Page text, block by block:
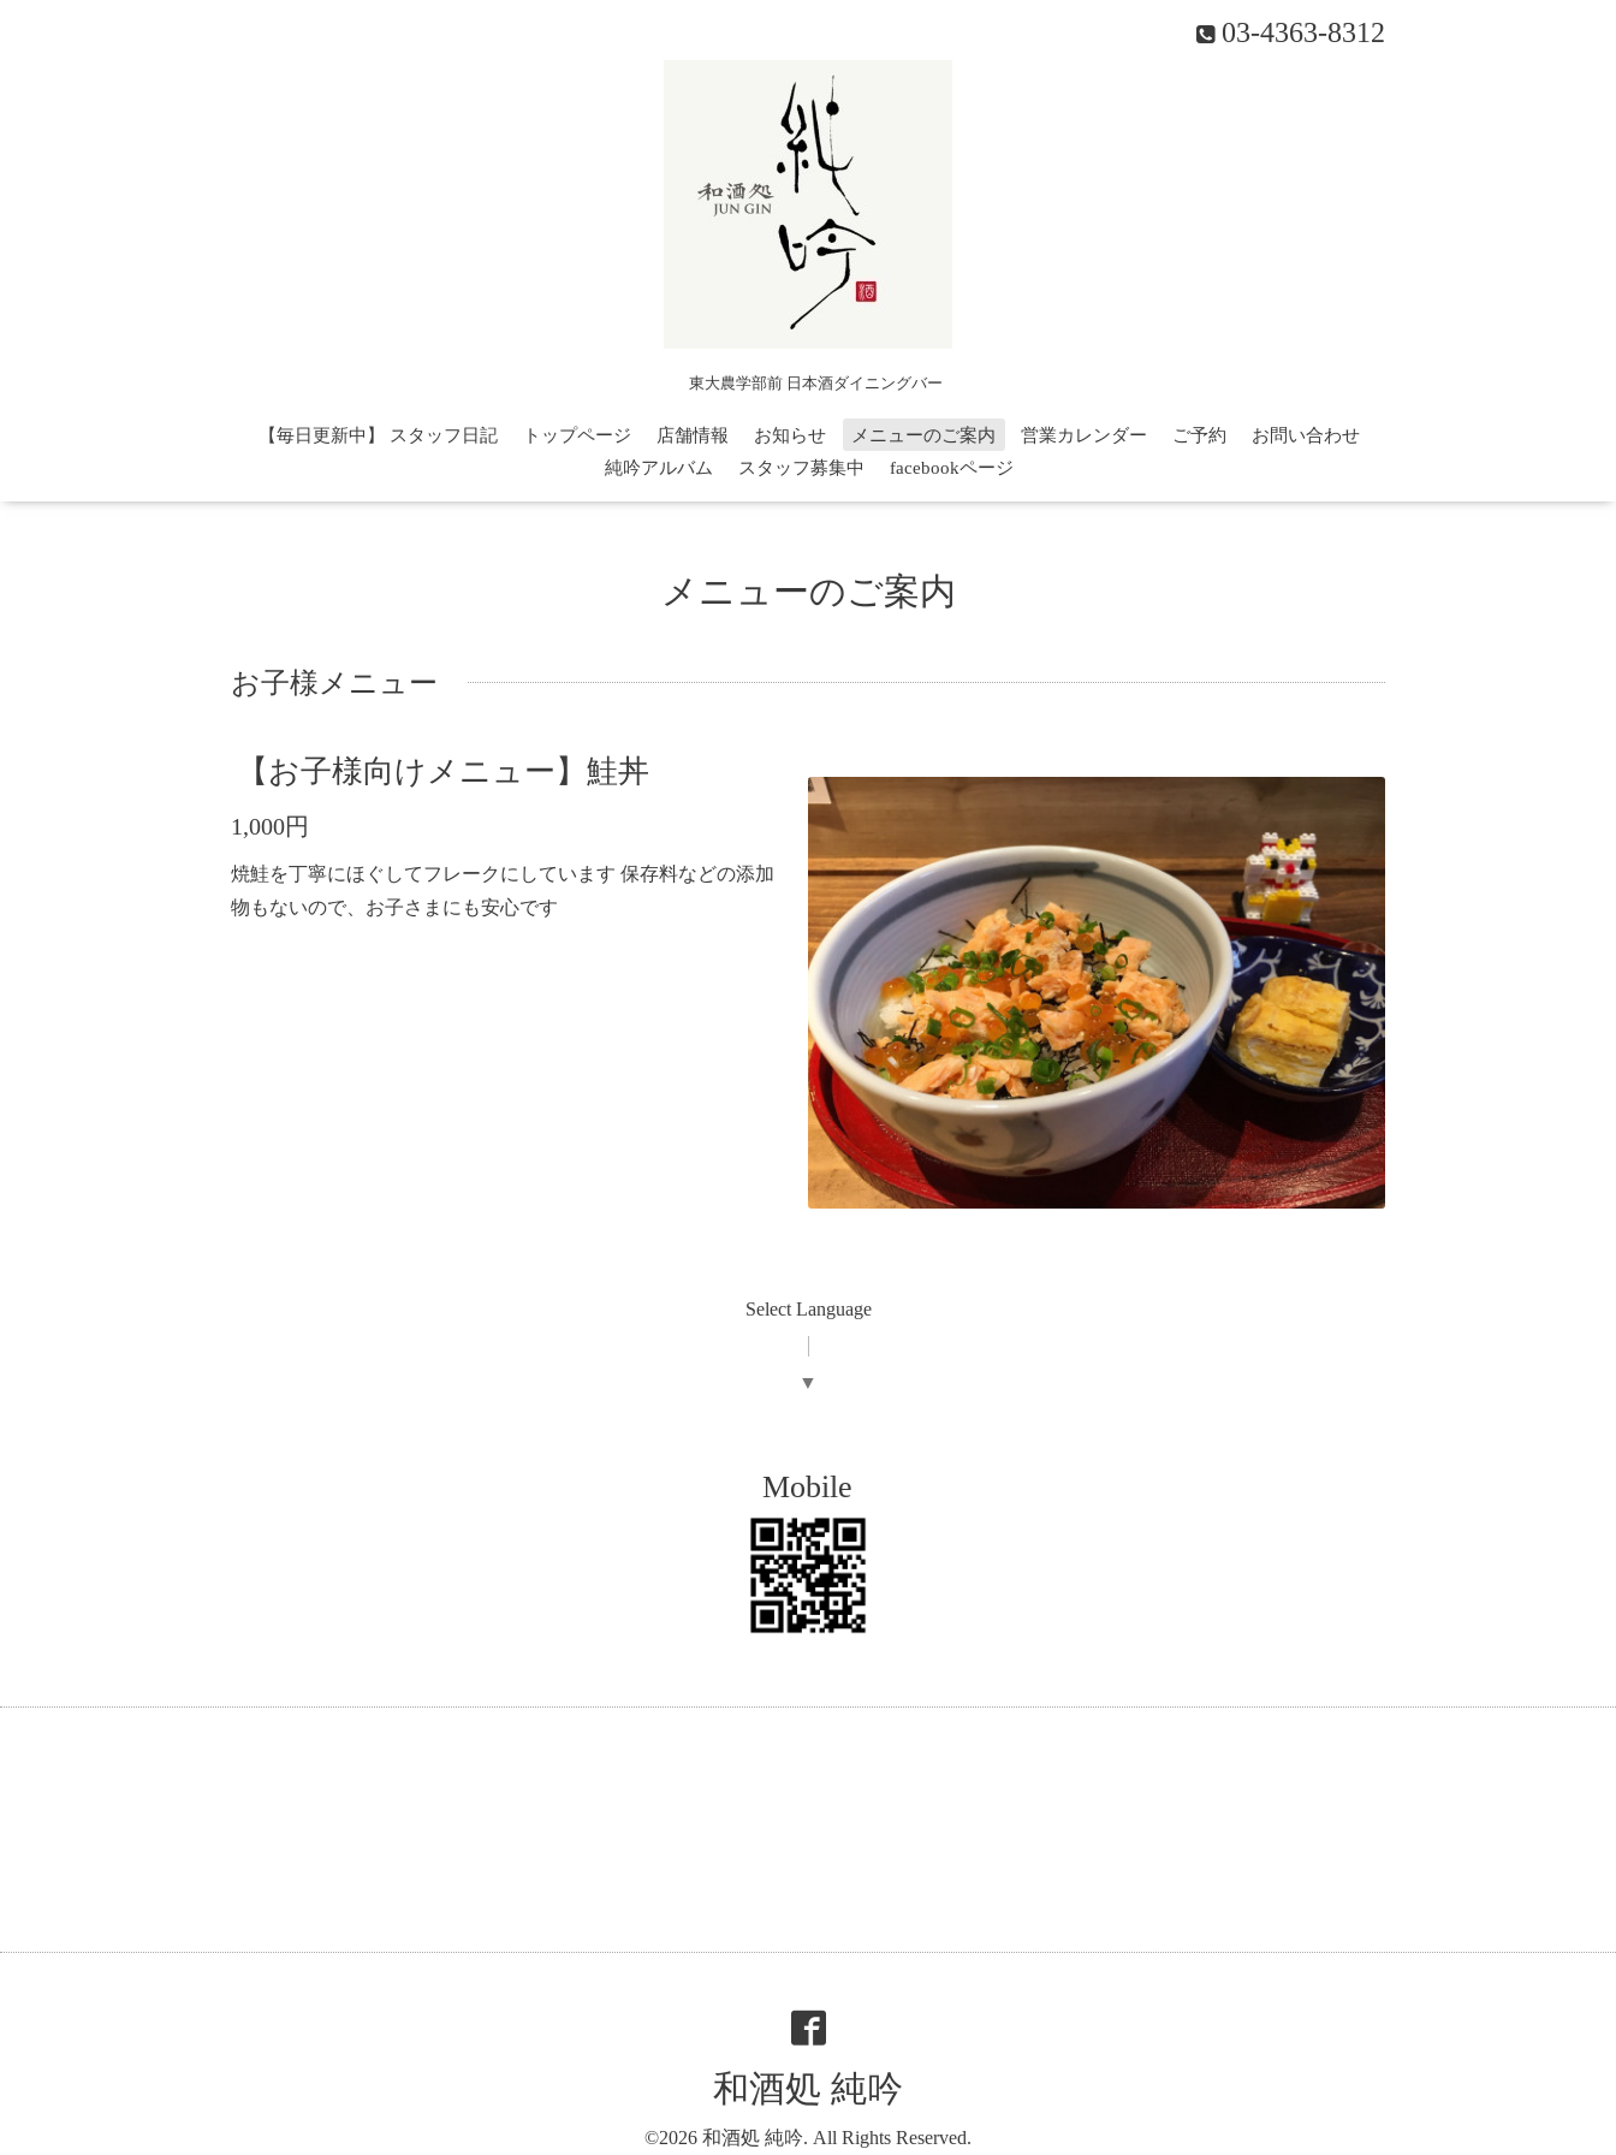
03-4363-8312
東大農学部前 日本酒ダイニングバー
【毎日更新中】 スタッフ日記 トップページ 店舗情報 お知らせ メニューのご案内 営業カレンダー ご予約
お問い合わせ
純吟アルバム
スタッフ募集中 facebookページ
メニューのご案内
お子様メニュー
【お子様向けメニュー】鮭丼
1,000円
焼鮭を丁寧にほぐしてフレークにしています 保存料などの添加
物もないので、お子さまにも安心です
Select Language
▼
Mobile
和酒処 純吟
©2026 和酒処 純吟. All Rights Reserved.